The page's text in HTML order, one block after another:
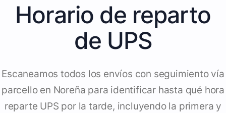
Horario de reparto
de UPS
Escaneamos todos los envíos con seguimiento vía
parcello en Noreña para identificar hasta qué hora
reparte UPS por la tarde, incluyendo la primera y